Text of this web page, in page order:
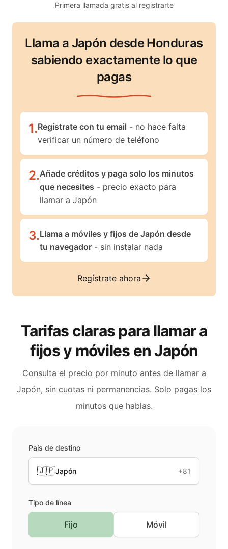
Primera llamada gratis al registrarte
Llama a Japón desde Honduras
sabiendo exactamente lo que
pagas
1.Regístrate con tu email - no hace falta
verificar un número de teléfono
2.Añade créditos y paga solo los minutos
que necesites - precio exacto para
llamar a Japón
3.Llama a móviles y fijos de Japón desde
tu navegador - sin instalar nada
Regístrate ahora
Tarifas claras para llamar a
fijos y móviles enJapón
Consulta el precio por minuto antes de llamar a
Japón, sin cuotas ni permanencias. Solo pagas los
minutos que hablas.
País de destino
🇯🇵Japón +81
Tipo de línea
Fijo Móvil